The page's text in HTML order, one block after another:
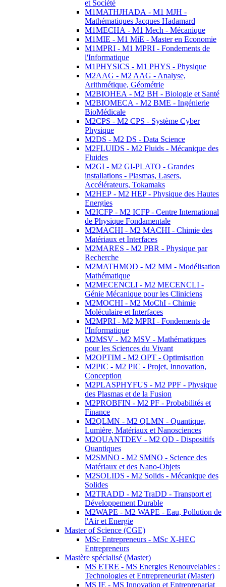
et Société
M1MATHJHADA - M1 MJH -
Mathématiques Jacques Hadamard
M1MECHA - M1 Mech - Mécanique
M1MIE - M1 MiE - Master en Economie
M1MPRI - M1 MPRI - Fondements de
l'Informatique
M1PHYSICS - M1 PHYS - Physique
M2AAG - M2 AAG - Analyse,
Arithmétique, Géométrie
M2BIOHEA - M2 BH - Biologie et Santé
M2BIOMECA - M2 BME - Ingénierie
BioMédicale
M2CPS - M2 CPS - Système Cyber
Physique
M2DS - M2 DS - Data Science
M2FLUIDS - M2 Fluids - Mécanique des
Fluides
M2GI - M2 GI-PLATO - Grandes
installations - Plasmas, Lasers,
Accélérateurs, Tokamaks
M2HEP - M2 HEP - Physique des Hautes
Energies
M2ICFP - M2 ICFP - Centre International
de Physique Fondamentale
M2MACHI - M2 MACHI - Chimie des
Matériaux et Interfaces
M2MARES - M2 PBR - Physique par
Recherche
M2MATHMOD - M2 MM - Modélisation
Mathématique
M2MECENCLI - M2 MECENCLI -
Génie Mécanique pour les Cliniciens
M2MOCHI - M2 MoChI - Chimie
Moléculaire et Interfaces
M2MPRI - M2 MPRI - Fondements de
l'Informatique
M2MSV - M2 MSV - Mathématiques
pour les Sciences du Vivant
M2OPTIM - M2 OPT - Optimisation
M2PIC - M2 PIC - Projet, Innovation,
Conception
M2PLASPHYFUS - M2 PPF - Physique
des Plasmas et de la Fusion
M2PROBFIN - M2 PF - Probabilités et
Finance
M2QLMN - M2 QLMN - Quantique,
Lumière, Matériaux et Nanosciences
M2QUANTDEV - M2 QD - Dispositifs
Quantiques
M2SMNO - M2 SMNO - Science des
Matériaux et des Nano-Objets
M2SOLIDS - M2 Solids - Mécanique des
Solides
M2TRADD - M2 TraDD - Transport et
Développement Durable
M2WAPE - M2 WAPE - Eau, Pollution de
l'Air et Energie
Master of Science (CGE)
MSc Entrepreneurs - MSc X-HEC
Entrepreneurs
Mastère spécialisé (Master)
MS ETRE - MS Energies Renouvelables :
Technologies et Entrepreneuriat (Master)
MS IE - MS Innovation et Entreprenariat